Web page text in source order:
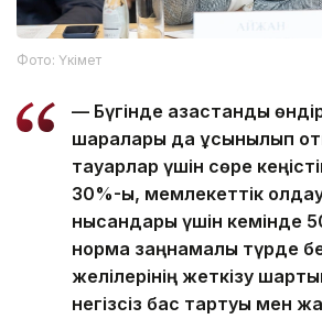
Фото: Үкімет
— Бүгінде қазақстандық
шаралары да ұсынылып
тауарлар үшін сөре
30%-ы, мемлекеттік
нысандары үшін кемінде
норма заңнамалық түрде
желілерінің жеткізу
негізсіз бас тартуы мен